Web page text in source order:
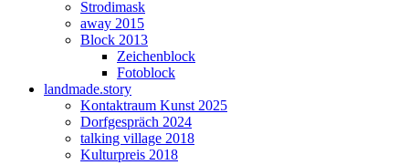
Strodimask
away 2015
Block 2013
Zeichenblock
Fotoblock
landmade.story
Kontaktraum Kunst 2025
Dorfgespräch 2024
talking village 2018
Kulturpreis 2018